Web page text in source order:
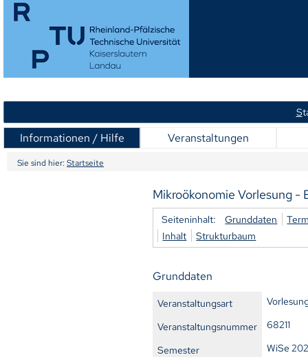
S
Informationen / Hilfe Veranstaltungen
Sie sind hier: Startseite
Mikroökonomie Vorlesung -
Seiteninhalt: Grunddaten
Inhalt
Strukturbaum
Grunddaten
Veranstaltungsart
Veranstaltungsnummer
68211
Semester
WiSe